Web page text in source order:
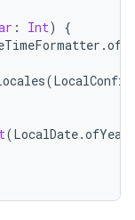
: Int)
{
.
(
(LocalDate.